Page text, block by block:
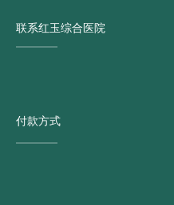
联系红玉综合医院
付款方式